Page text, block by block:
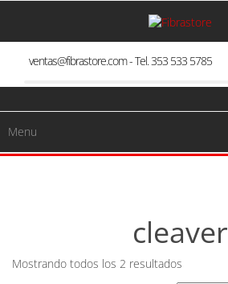
ventas@fibrastore.com - Tel. 353 533 5785
Menu
cleaver
Mostrando todos los 2 resultados